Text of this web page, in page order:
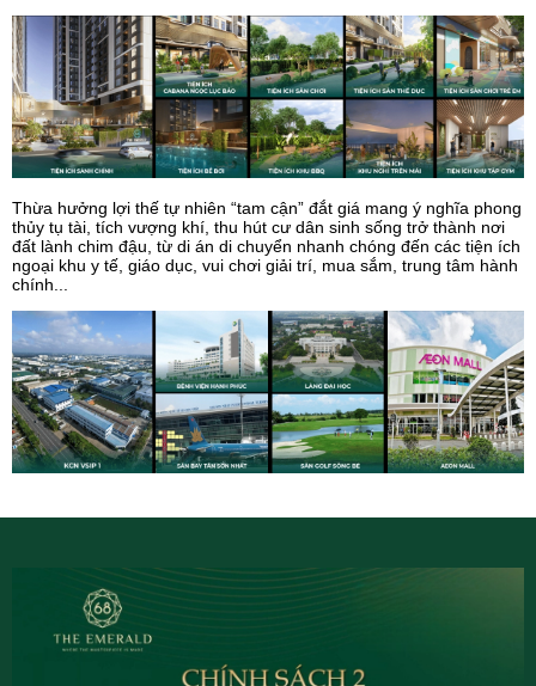
Thừa hưởng lợi thế tự nhiên “tam cận” đắt giá mang ý nghĩa phong
thủy tụ tài, tích vượng khí, thu hút cư dân sinh sống trở thành nơi
đất lành chim đậu, từ di án di chuyển nhanh chóng đến các tiện ích
ngoại khu y tế, giáo dục, vui chơi giải trí, mua sắm, trung tâm hành
chính...